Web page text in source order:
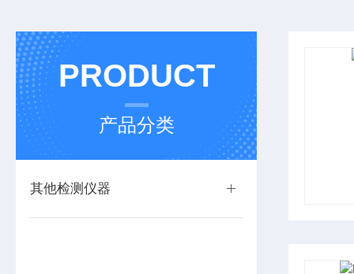
PRODUCT
产品分类
其他检测仪器